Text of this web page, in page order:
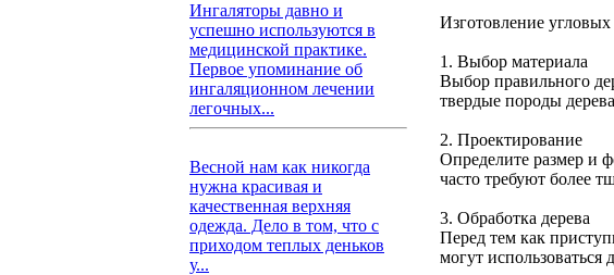
Ингаляторы давно и
успешно используются в
медицинской практике.
Первое упоминание об
ингаляционном лечении
легочных...
Весной нам как никогда
нужна красивая и
качественная верхняя
одежда. Дело в том, что с
приходом теплых деньков
у...
Изготовление
1. Выбор материала
Выбор правильного
твердые породы
2. Проектирование
Определите размер и
часто требуют более
3. Обработка дерева
Перед тем как
могут